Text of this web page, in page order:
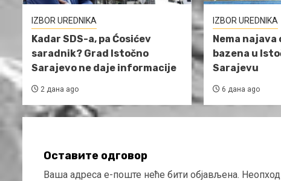
IZBOR UREDNIKA
Kadar SDS-a, pa Ćosićev
saradnik? Grad Istočno
Sarajevo ne daje informacije
2 дана ago
IZBOR UREDNIKA
Nema
bazena u
Sarajevu
6 дана ago
Оставите одговор
Ваша адреса е-поште неће бити објављена.